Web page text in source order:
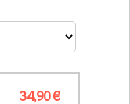
34,90 €